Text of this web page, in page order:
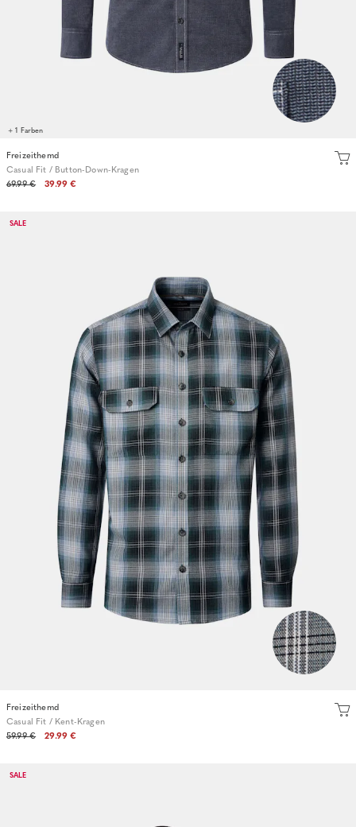
+ 1 Farben
Freizeithemd
Casual Fit / Button-Down-Kragen
69.99 €
39.99 €
SALE
Freizeithemd
Casual Fit / Kent-Kragen
59.99 €
29.99 €
SALE